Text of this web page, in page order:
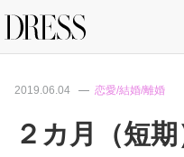
2019.06.04 恋愛/結婚/離婚
２カ月（短